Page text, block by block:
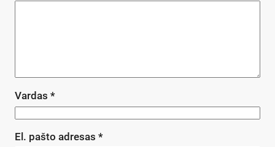
Vardas *
El. pašto adresas *